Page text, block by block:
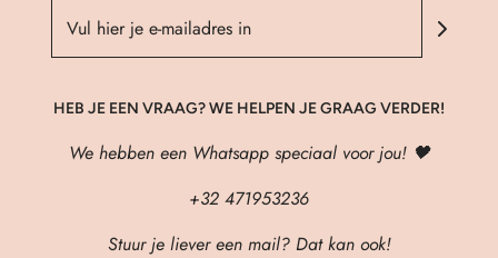
HEB JE EEN VRAAG? WE HELPEN JE GRAAG VERDER!
We hebben een Whatsapp speciaal voor jou! 🖤
+32 471953236
Stuur je liever een mail? Dat kan ook!